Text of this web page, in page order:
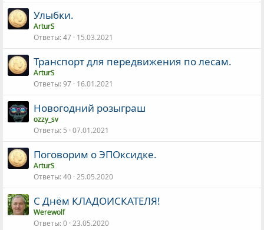
Улыбки.
ArturS
Ответы 47 15.03.2021
Транспорт для передвижения по лесам.
ArturS
Ответы 97 16.01.2021
Новогодний розыграш
ozzy_sv
Ответы 5 07.01.2021
Поговорим о ЭПОксидке.
ArturS
Ответы 40 25.05.2020
С Днём КЛАДОИСКАТЕЛЯ!
Werewolf
Ответы 0 23.05.2020